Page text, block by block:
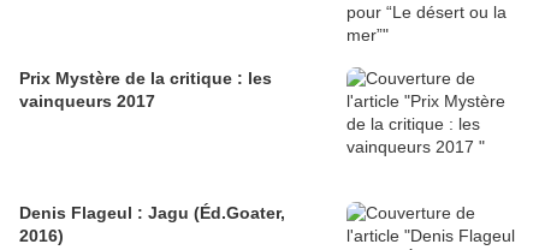
Prix Mystère de la critique : les
vainqueurs 2017
Denis Flageul : Jagu (Éd.Goater,
2016)